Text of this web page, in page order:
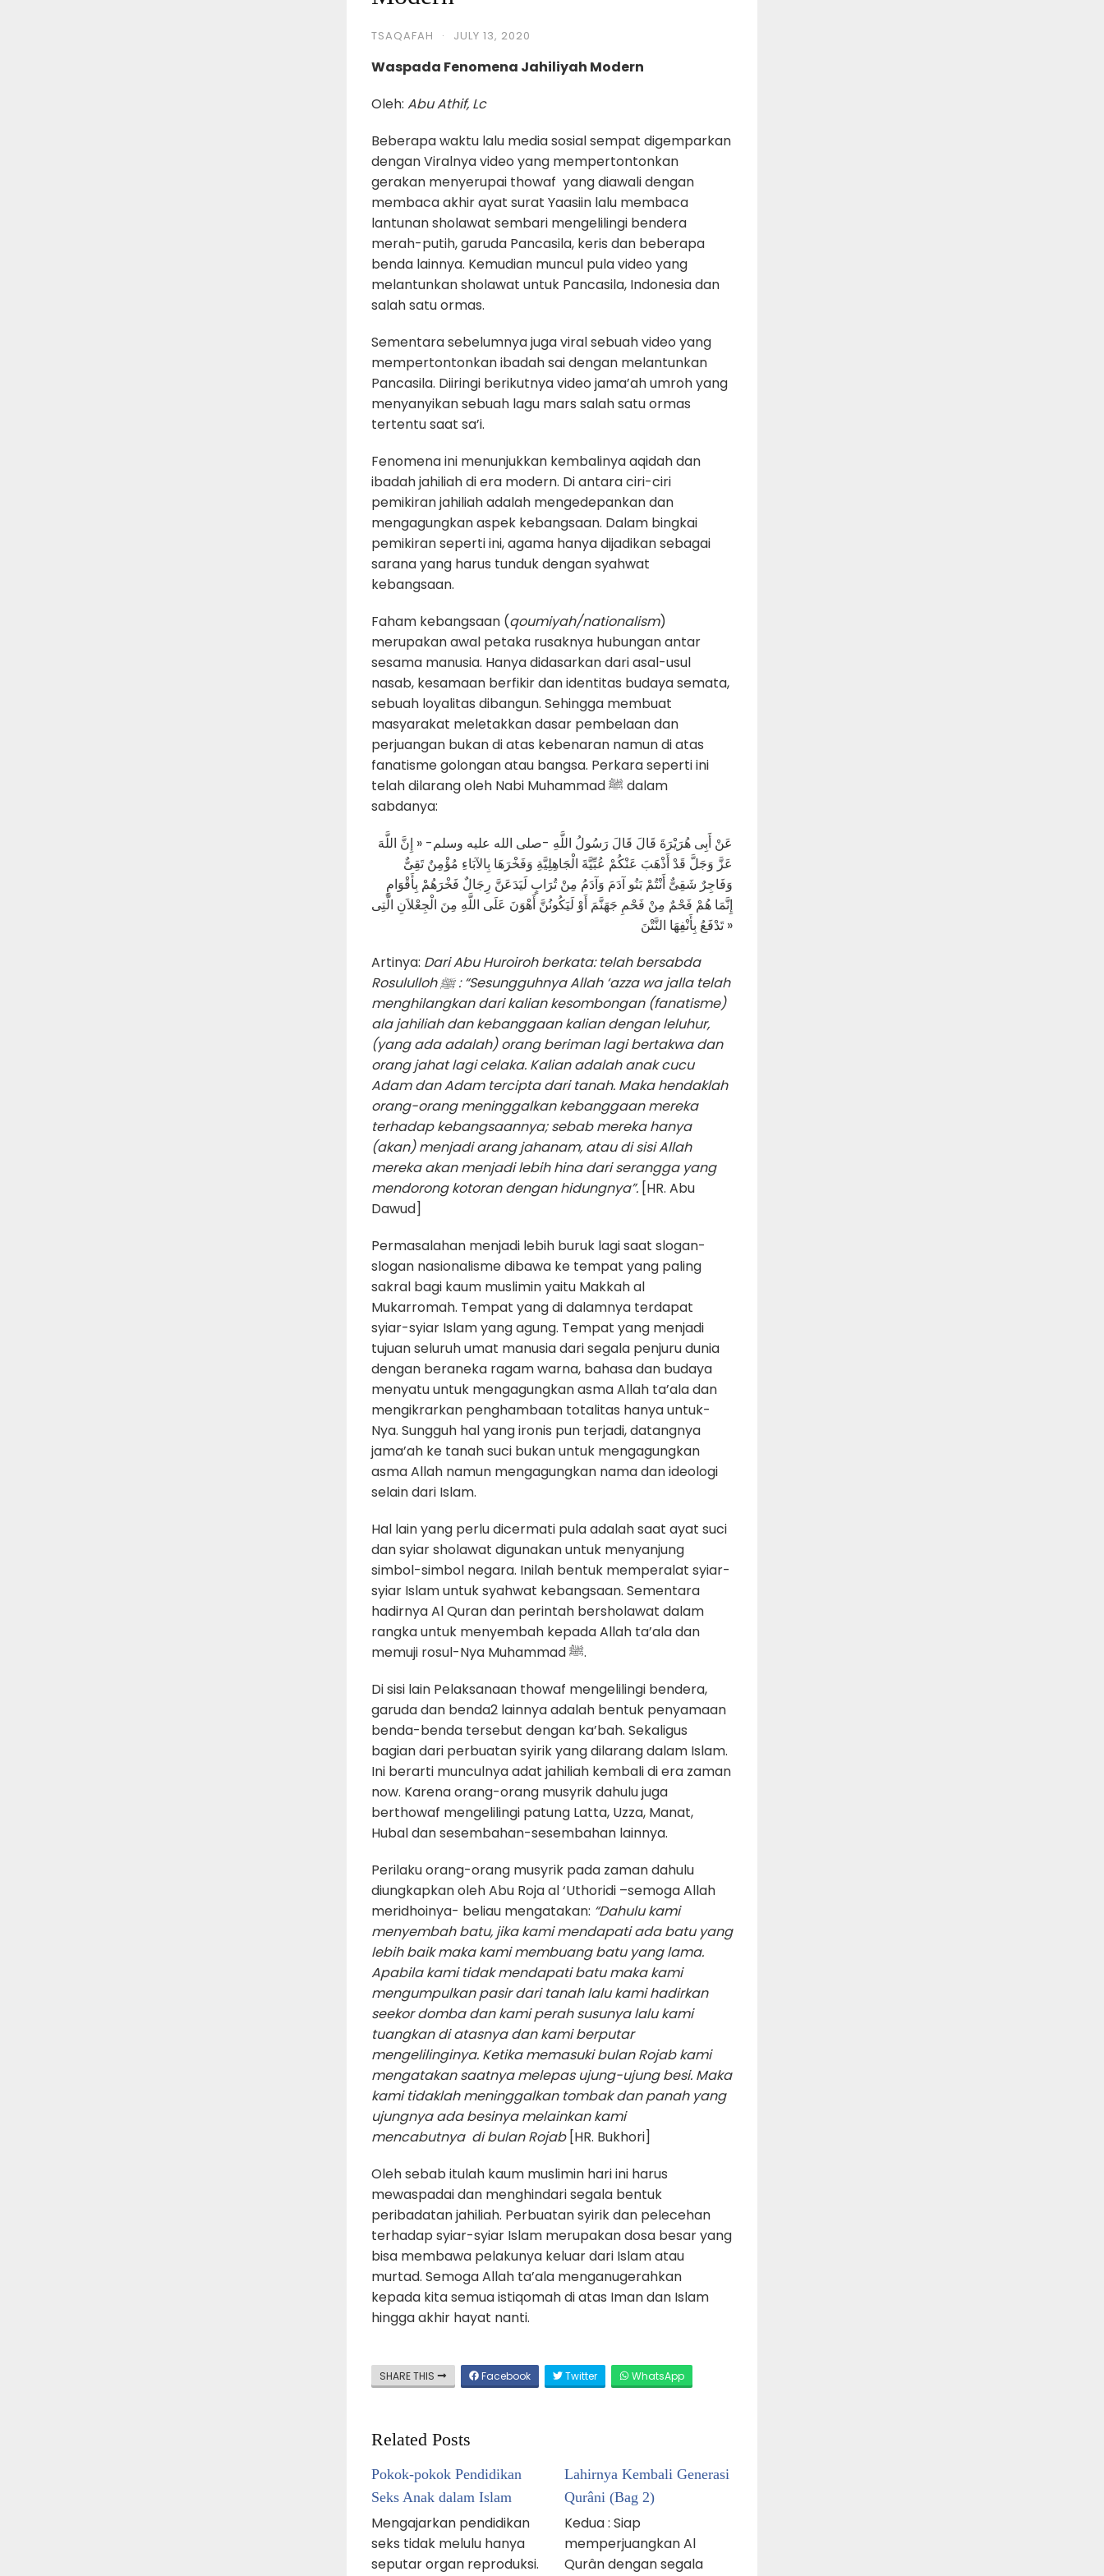
TSAQAFAH · JULY 13, 2020
Waspada Fenomena Jahiliyah Modern
Oleh: Abu Athif, Lc
Beberapa waktu lalu media sosial sempat digemparkan
dengan Viralnya video yang mempertontonkan
gerakan menyerupai thowaf yang diawali dengan
membaca akhir ayat surat Yaasiin lalu membaca
lantunan sholawat sembari mengelilingi bendera
merah-putih, garuda Pancasila, keris dan beberapa
benda lainnya. Kemudian muncul pula video yang
melantunkan sholawat untuk Pancasila, Indonesia dan
salah satu ormas.
Sementara sebelumnya juga viral sebuah video yang
mempertontonkan ibadah sai dengan melantunkan
Pancasila. Diiringi berikutnya video jama’ah umroh yang
menyanyikan sebuah lagu mars salah satu ormas
tertentu saat sa’i.
Fenomena ini menunjukkan kembalinya aqidah dan
ibadah jahiliah di era modern. Di antara ciri-ciri
pemikiran jahiliah adalah mengedepankan dan
mengagungkan aspek kebangsaan. Dalam bingkai
pemikiran seperti ini, agama hanya dijadikan sebagai
sarana yang harus tunduk dengan syahwat
kebangsaan.
Faham kebangsaan (qoumiyah/nationalism)
merupakan awal petaka rusaknya hubungan antar
sesama manusia. Hanya didasarkan dari asal-usul
nasab, kesamaan berfikir dan identitas budaya semata,
sebuah loyalitas dibangun. Sehingga membuat
masyarakat meletakkan dasar pembelaan dan
perjuangan bukan di atas kebenaran namun di atas
fanatisme golongan atau bangsa. Perkara seperti ini
telah dilarang oleh Nabi Muhammad ﷺ dalam
sabdanya:
عَنْ أَبِى هُرَيْرَةَ قَالَ قَالَ رَسُولُ اللَّهِ -صلى الله عليه وسلم- « إِنَّ اللَّهَ
عَزَّ وَجَلَّ قَدْ أَذْهَبَ عَنْكُمْ عُبِّيَّةَ الْجَاهِلِيَّةِ وَفَخْرَهَا بِالآبَاءِ مُؤْمِنٌ تَقِىٌّ
وَفَاجِرٌ شَقِىٌّ أَنْتُمْ بَنُو آدَمَ وَآدَمُ مِنْ تُرَابٍ لَيَدَعَنَّ رِجَالٌ فَخْرَهُمْ بِأَقْوَامٍ
إِنَّمَا هُمْ فَحْمٌ مِنْ فَحْمِ جَهَنَّمَ أَوْ لَيَكُونُنَّ أَهْوَنَ عَلَى اللَّهِ مِنَ الْجِعْلاَنِ الَّتِى
تَدْفَعُ بِأَنْفِهَا النَّتْنَ »
Artinya: Dari Abu Huroiroh berkata: telah bersabda
Rosulullohﷺ: “Sesungguhnya Allah ‘azza wa jalla telah
menghilangkan dari kalian kesombongan (fanatisme)
ala jahiliah dan kebanggaan kalian dengan leluhur,
(yang ada adalah) orang beriman lagi bertakwa dan
orang jahat lagi celaka. Kalian adalah anak cucu
Adam dan Adam tercipta dari tanah. Maka hendaklah
orang-orang meninggalkan kebanggaan mereka
terhadap kebangsaannya; sebab mereka hanya
(akan) menjadi arang jahanam, atau di sisi Allah
mereka akan menjadi lebih hina dari serangga yang
mendorong kotoran dengan hidungnya”. [HR. Abu
Dawud]
Permasalahan menjadi lebih buruk lagi saat slogan-
slogan nasionalisme dibawa ke tempat yang paling
sakral bagi kaum muslimin yaitu Makkah al
Mukarromah. Tempat yang di dalamnya terdapat
syiar-syiar Islam yang agung. Tempat yang menjadi
tujuan seluruh umat manusia dari segala penjuru dunia
dengan beraneka ragam warna, bahasa dan budaya
menyatu untuk mengagungkan asma Allah ta’ala dan
mengikrarkan penghambaan totalitas hanya untuk-
Nya. Sungguh hal yang ironis pun terjadi, datangnya
jama’ah ke tanah suci bukan untuk mengagungkan
asma Allah namun mengagungkan nama dan ideologi
selain dari Islam.
Hal lain yang perlu dicermati pula adalah saat ayat suci
dan syiar sholawat digunakan untuk menyanjung
simbol-simbol negara. Inilah bentuk memperalat syiar-
syiar Islam untuk syahwat kebangsaan. Sementara
hadirnya Al Quran dan perintah bersholawat dalam
rangka untuk menyembah kepada Allah ta’ala dan
memuji rosul-Nya Muhammad ﷺ.
Di sisi lain Pelaksanaan thowaf mengelilingi bendera,
garuda dan benda2 lainnya adalah bentuk penyamaan
benda-benda tersebut dengan ka’bah. Sekaligus
bagian dari perbuatan syirik yang dilarang dalam Islam.
Ini berarti munculnya adat jahiliah kembali di era zaman
now. Karena orang-orang musyrik dahulu juga
berthowaf mengelilingi patung Latta, Uzza, Manat,
Hubal dan sesembahan-sesembahan lainnya.
Perilaku orang-orang musyrik pada zaman dahulu
diungkapkan oleh Abu Roja al ‘Uthoridi –semoga Allah
meridhoinya- beliau mengatakan: “Dahulu kami
menyembah batu, jika kami mendapati ada batu yang
lebih baik maka kami membuang batu yang lama.
Apabila kami tidak mendapati batu maka kami
mengumpulkan pasir dari tanah lalu kami hadirkan
seekor domba dan kami perah susunya lalu kami
tuangkan di atasnya dan kami berputar
mengelilinginya. Ketika memasuki bulan Rojab kami
mengatakan saatnya melepas ujung-ujung besi. Maka
kami tidaklah meninggalkan tombak dan panah yang
ujungnya ada besinya melainkan kami
mencabutnya di bulan Rojab[HR. Bukhori]
Oleh sebab itulah kaum muslimin hari ini harus
mewaspadai dan menghindari segala bentuk
peribadatan jahiliah. Perbuatan syirik dan pelecehan
terhadap syiar-syiar Islam merupakan dosa besar yang
bisa membawa pelakunya keluar dari Islam atau
murtad. Semoga Allah ta’ala menganugerahkan
kepada kita semua istiqomah di atas Iman dan Islam
hingga akhir hayat nanti.
SHARE THIS Facebook Twitter WhatsApp
Related Posts
Pokok-pokok Pendidikan
Seks Anak dalam Islam
Mengajarkan pendidikan
seks tidak melulu hanya
seputar organ reproduksi.
Lahirnya Kembali Generasi
Qurâni (Bag 2)
Kedua : Siap
memperjuangkan Al
Qurân dengan segala